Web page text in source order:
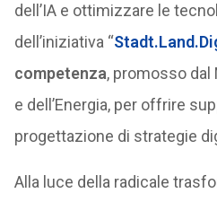
dell’IA e ottimizzare le
dell’iniziativa “
competenza, promosso dal
e dell’Energia, per offrire
progettazione di strategie
Alla luce della radicale